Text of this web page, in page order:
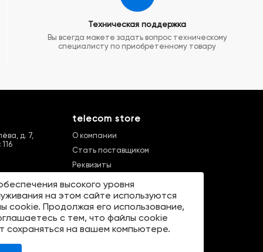
Техническая поддержка
Вы всегда можете задать вопрос техническому
специалисту по приобретенному товару
д. 7,
telecom store
О компании
Стать поставщиком
Реквизиты
Бренды
высокого уровня
на этом сайте используются
cookie. Продолжая его использование,
с тем, что файлы cookie
сохраняться на вашем компьютере.